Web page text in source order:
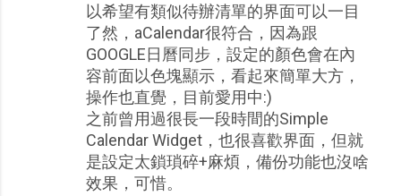
以希望有類似待辦清單的界面可以一目
了然，aCalendar很符合，因為跟
GOOGLE日曆同步，設定的顏色會在內
容前面以色塊顯示，看起來簡單大方，
操作也直覺，目前愛用中:)
之前曾用過很長一段時間的Simple
Calendar Widget，也很喜歡界面，但就
是設定太鎖瑣碎+麻煩，備份功能也沒啥
效果，可惜。